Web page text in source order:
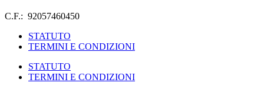
C.F.: 92057460450
STATUTO
TERMINI E CONDIZIONI
STATUTO
TERMINI E CONDIZIONI